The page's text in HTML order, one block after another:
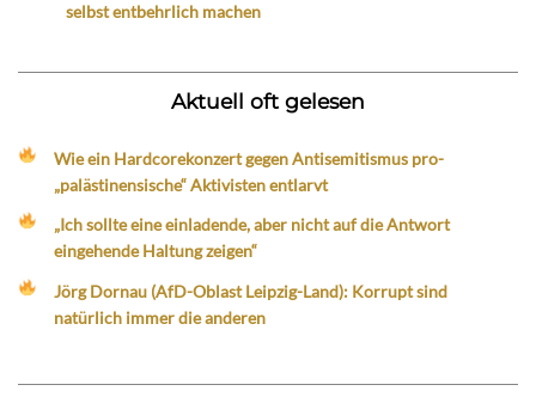
selbst entbehrlich machen
Aktuell oft gelesen
Wie ein Hardcorekonzert gegen Antisemitismus pro-
„palästinensische“ Aktivisten entlarvt
„Ich sollte eine einladende, aber nicht auf die Antwort
eingehende Haltung zeigen“
Jörg Dornau (AfD-Oblast Leipzig-Land): Korrupt sind
natürlich immer die anderen